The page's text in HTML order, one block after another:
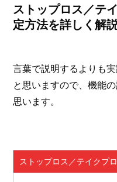
ストップロス／テ
定方法を詳しく解
言葉で説明するよりも
と思いますので、機能
思います。
ストップロス／テイクプ